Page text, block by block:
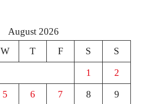
August 2026
W T F S S
1 2
5 6 7 8 9